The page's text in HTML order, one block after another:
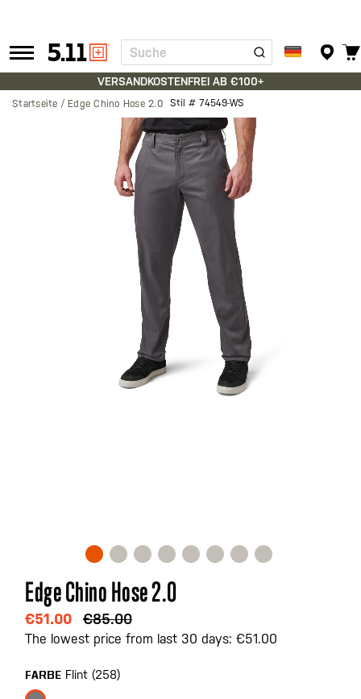
Tactical
Gear
Suche
VERSANDKOSTENFREI AB €100+
Startseite Edge Chino Hose 2.0 Stil # 74549-WS
Zum
Anfang
der
Bildgalerie
Edge Chino Hose 2.0
€51.00 €85.00
The lowest price from last 30 days: €51.00
FARBE Flint (258)